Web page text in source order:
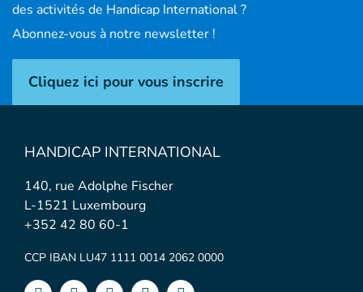
des activités de Handicap International ?
Abonnez-vous à notre newsletter !
Cliquez ici pour vous inscrire
HANDICAP INTERNATIONAL
140, rue Adolphe Fischer
L-1521 Luxembourg
+352 42 80 60-1
CCP IBAN LU47 1111 0014 2062 0000